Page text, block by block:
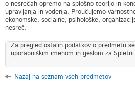
o nesrečah opremo na splošno teorijo in
upravljanja in vodenja. Proučujemo
ekonomske, socialne, psihološke,
nesreč.
Za pregled ostalih podatkov o predmetu
uporabniškim imenom in geslom za
Nazaj na seznam vseh predmetov